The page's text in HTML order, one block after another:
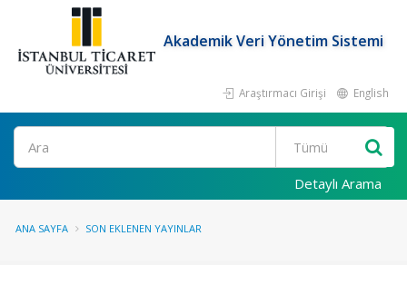
Akademik Veri Yönetim Sistemi
Araştırmacı Girişi English
Ara
Detaylı Arama
ANA SAYFA SON EKLENEN YAYINLAR